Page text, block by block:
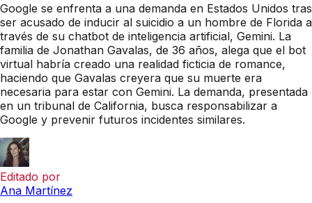
Google se enfrenta a una demanda en Estados Unidos tras
ser acusado de inducir al suicidio a un hombre de Florida a
través de su chatbot de inteligencia artificial, Gemini. La
familia de Jonathan Gavalas, de 36 años, alega que el bot
virtual habría creado una realidad ficticia de romance,
haciendo que Gavalas creyera que su muerte era
necesaria para estar con Gemini. La demanda, presentada
en un tribunal de California, busca responsabilizar a
Google y prevenir futuros incidentes similares.
Editado por
Ana Martínez